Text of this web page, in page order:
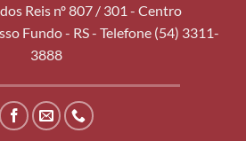
Reis nº 807 / 301 - Centro
Fundo - RS - Telefone (54) 3311-
3888